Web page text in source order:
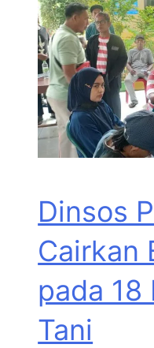
Dinsos
Cairkan
pada 18
Tani